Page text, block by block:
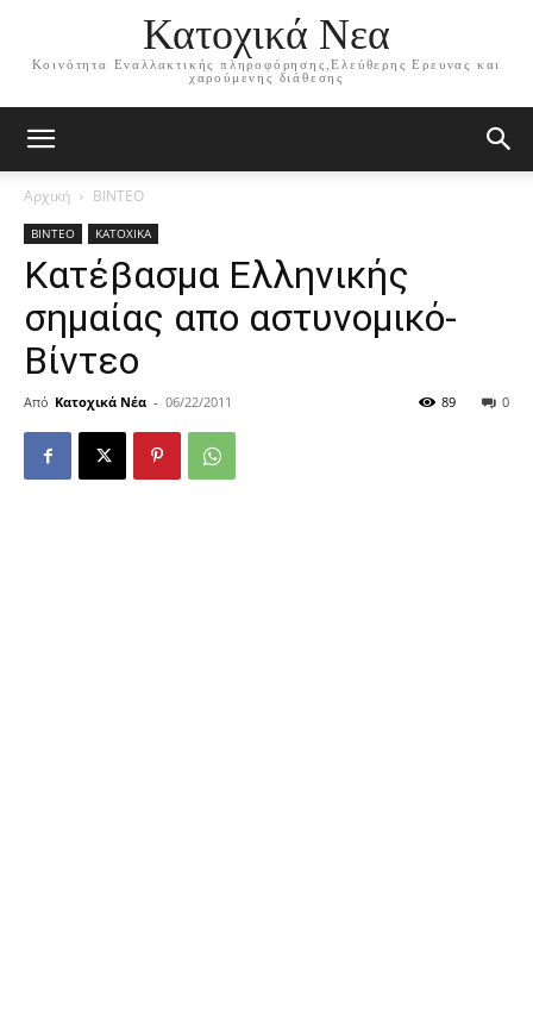
Κατοχικά Νεα
Κοινότητα Εναλλακτικής πληροφόρησης,Ελεύθερης Ερευνας και
χαρούμενης διάθεσης
Αρχική ΒΙΝΤΕΟ
ΒΙΝΤΕΟ ΚΑΤΟΧΙΚΑ
Κατέβασμα Ελληνικής
σημαίας απο αστυνομικό-
Βίντεο
Από Κατοχικά Νέα - 06/22/2011 0
89